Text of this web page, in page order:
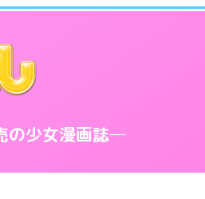
の少女漫画誌─